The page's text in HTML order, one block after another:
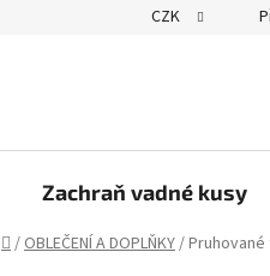
CZK
Zachraň vadné kusy
Domů
/OBLEČENÍ A DOPLŇKY/Pruhované